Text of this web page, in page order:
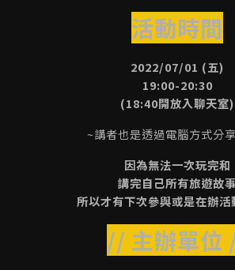
活動時間
2022/07/01 (五)
19:00-20:30
(18:40開放入聊天室)
~講者也是透過電腦方式分
因為無法一次玩完和
講完自己所有旅遊故事
所以才有下次參與或是在辦活
// 主辦單位